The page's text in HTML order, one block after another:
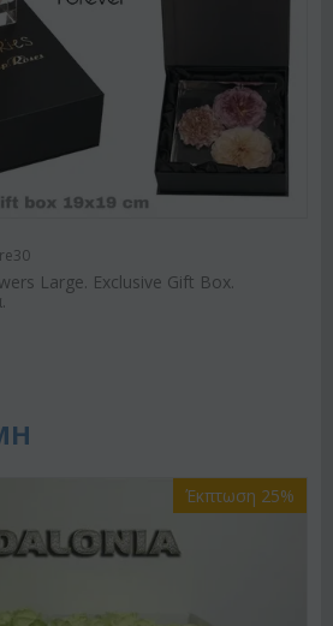
Large. Exclusive Gift Box.
Έκπτωση 25%